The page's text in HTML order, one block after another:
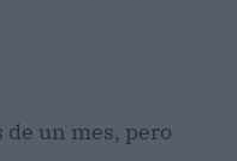
de un mes, pero